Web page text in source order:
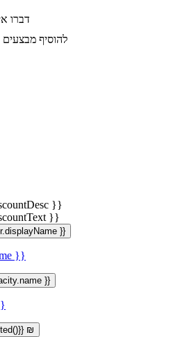
דברו
להוסיף מבצעים
}}
}}
}}
}}
}}
₪